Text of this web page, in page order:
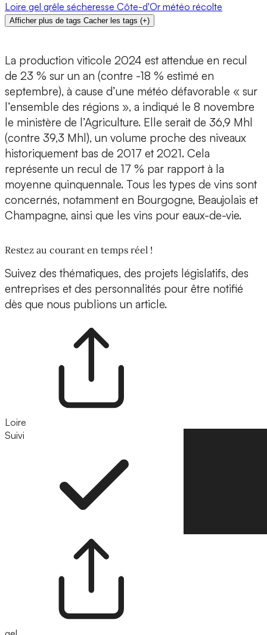
Loire gel grêle sécheresse Côte-d'Or météo récolte
Afficher plus de tags Cacher les tags (+)
La production viticole 2024 est attendue en recul
de 23 % sur un an (contre -18 % estimé en
septembre), à cause d’une météo défavorable « sur
l’ensemble des régions », a indiqué le 8 novembre
le ministère de l’Agriculture. Elle serait de 36,9 Mhl
(contre 39,3 Mhl), un volume proche des niveaux
historiquement bas de 2017 et 2021. Cela
représente un recul de 17 % par rapport à la
moyenne quinquennale. Tous les types de vins sont
concernés, notamment en Bourgogne, Beaujolais et
Champagne, ainsi que les vins pour eaux-de-vie.
Restez au courant en temps réel !
Suivez des thématiques, des projets législatifs, des
entreprises et des personnalités pour être notifié
dès que nous publions un article.
Loire
Suivi